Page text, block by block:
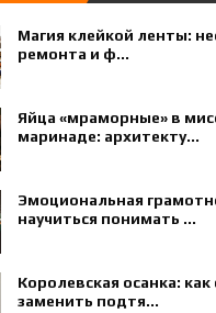
Магия клейкой ленты:
ремонта и ф...
Яйца «мраморные» в
маринаде: архитекту...
Эмоциональная
научиться понимать ...
Королевская осанка:
заменить подтя...